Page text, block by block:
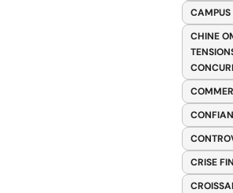
CAMPUS
CHINE
CRISE